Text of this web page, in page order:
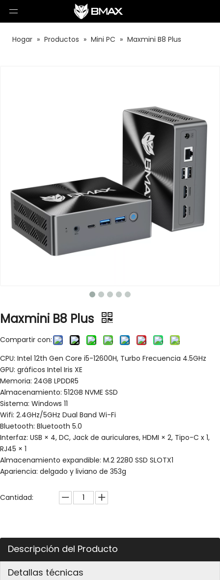
Hogar » Productos » Mini PC » Maxmini B8 Plus
Maxmini B8 Plus
Compartir con:
CPU: Intel 12th Gen Core i5-12600H, Turbo Frecuencia 4.5GHz
GPU: gráficos Intel Iris XE
Memoria: 24GB LPDDR5
Almacenamiento: 512GB NVME SSD
Sistema: Windows 11
Wifi: 2.4GHz/5GHz Dual Band Wi-Fi
Bluetooth: Bluetooth 5.0
Interfaz: USB × 4, DC, Jack de auriculares, HDMI × 2, Tipo-C x 1,
RJ45 × 1
Almacenamiento expandible: M.2 2280 SSD SLOTX1
Apariencia: delgado y liviano de 353g
Cantidad:
Descripción del Producto
Detallas técnicas